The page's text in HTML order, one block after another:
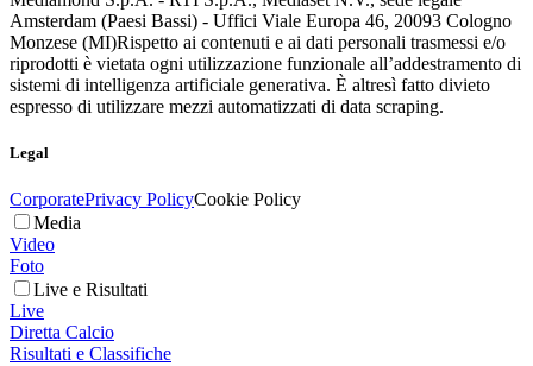
Amsterdam (Paesi Bassi) - Uffici Viale Europa 46, 20093 Cologno
Monzese (MI)Rispetto ai contenuti e ai dati personali trasmessi e/o
riprodotti è vietata ogni utilizzazione funzionale all’addestramento di
sistemi di intelligenza artificiale generativa. È altresì fatto divieto
espresso di utilizzare mezzi automatizzati di data scraping.
Legal
CorporatePrivacy PolicyCookie Policy
Media
Video
Foto
Live e Risultati
Live
Diretta Calcio
Risultati e Classifiche